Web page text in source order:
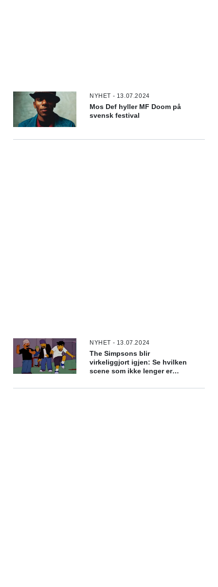
NYHET - 13.07.2024
Mos Def hyller MF Doom på
svensk festival
NYHET - 13.07.2024
The Simpsons blir
virkeliggjort igjen: Se hvilken
scene som ikke lenger er